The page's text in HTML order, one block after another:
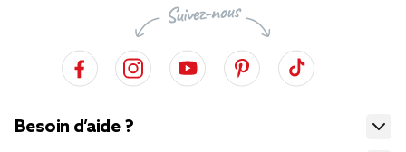
Besoin d’aide ?